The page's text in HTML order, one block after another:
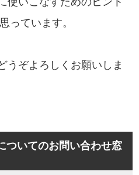
っています。
うぞよろしくお願いしま
ついてのお問い合わせ窓